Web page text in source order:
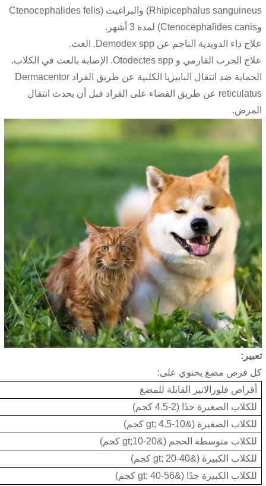
Rhipicephalus sanguineus) والبراغيث (Ctenocephalides felis
وCtenocephalides canis) لمدة 3 أشهر.
علاج داء الدويدية الناجم عن Demodex spp. العث.
علاج الجرب القارمي و Otodectes spp. الإصابة بالعث في الكلاب.
الحماية ضد انتقال البابيزيا الكلبية عن طريق القراد Dermacentor
reticulatus عن طريق القضاء على القراد قبل أن يحدث انتقال
المرض.
تعبير:
كل قرص مضغ يحتوي على:
أقراص فلورالانير القابلة للمضغ
للكلاب الصغيرة جدًا (2-4.5 كجم)
للكلاب الصغيرة (&gt; 4.5-10 كجم)
للكلاب متوسطة الحجم (&gt;10-20 كجم)
للكلاب الكبيرة (&gt; 20-40 كجم)
للكلاب الكبيرة جدًا (&gt; 40-56 كجم)